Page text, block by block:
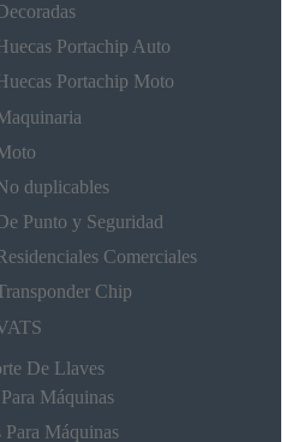
Portachip Auto
Portachip Moto
duplicables
Punto y Seguridad
Comerciales
Chip
De Llaves
Máquinas
Para Máquinas